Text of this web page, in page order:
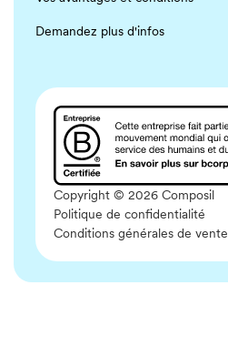
Demandez plus d'infos
Copyright © 2026 Composil
Politique de confidentialité
Conditions générales de vente